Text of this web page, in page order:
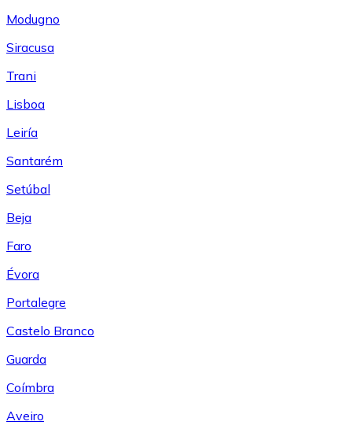
Modugno
Siracusa
Trani
Lisboa
Leiría
Santarém
Setúbal
Beja
Faro
Évora
Portalegre
Castelo Branco
Guarda
Coímbra
Aveiro